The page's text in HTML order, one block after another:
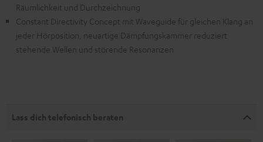
Räumlichkeit und Durchzeichnung
Constant Directivity Concept mit Waveguide für gleichen Klang an
jeder Hörposition, neuartige Dämpfungskammer reduziert
stehende Wellen und störende Resonanzen
Lass dich telefonisch beraten